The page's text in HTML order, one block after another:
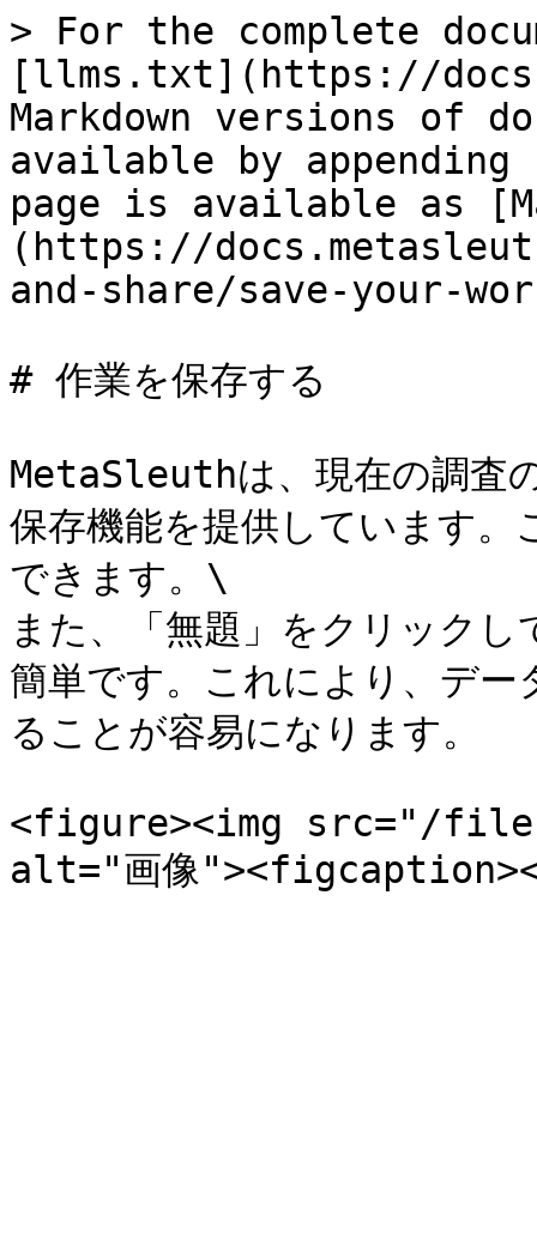
> For the complete
[llms.txt](https://
Markdown versions of
available by
page is available as
(https://
and-share/save-your-
# 作業を保存する
MetaSleuthは、現在の調査
保存機能を提供しています
できます。\
また、「無題」をクリック
簡単です。これにより、デ
ることが容易になります。
<figure><img src="/files/